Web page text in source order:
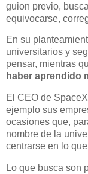
guion previo,
equivocarse,
En su
universitarios y
pensar, mientras
haber aprendido
El CEO de
ejemplo sus
ocasiones que,
nombre de la
centrarse en lo
Lo que busca son